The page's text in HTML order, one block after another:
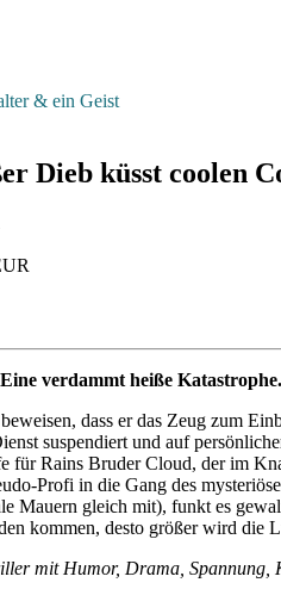
& ein Geist
Dieb küsst coolen
verdammt heiße Katastrophe.
dass er das Zeug zum
suspendiert und auf
für Rains Bruder Cloud, der im
Profi in die Gang des
Mauern gleich mit), funkt es
kommen, desto größer wird die
mit Humor, Drama, Spannung,